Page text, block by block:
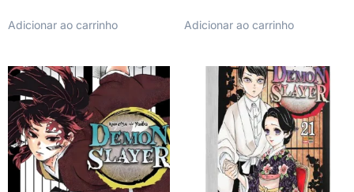
Adicionar ao carrinho Adicionar ao carrinho